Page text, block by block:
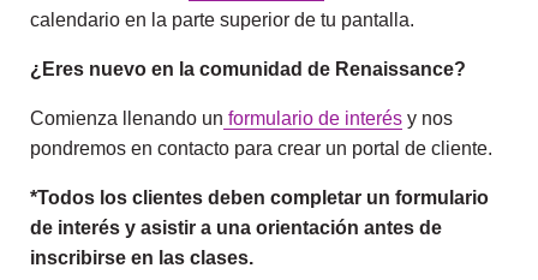
calendario en la parte superior de tu pantalla.
¿Eres nuevo en la comunidad de Renaissance?
Comienza llenando un formulario de interés y nos
pondremos en contacto para crear un portal de cliente.
*Todos los clientes deben completar un formulario
de interés y asistir a una orientación antes de
inscribirse en las clases.